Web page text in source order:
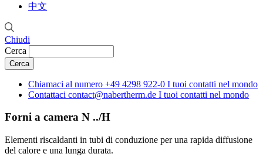
中文
Chiudi
Cerca
Chiamaci al numero +49 4298 922-0 I tuoi contatti nel mondo
Contattaci contact@nabertherm.de I tuoi contatti nel mondo
Forni a camera N ../H
Elementi riscaldanti in tubi di conduzione per una rapida diffusione
del calore e una lunga durata.